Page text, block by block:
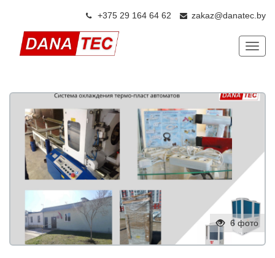
+375 29 164 64 62 zakaz@danatec.by
6 фото